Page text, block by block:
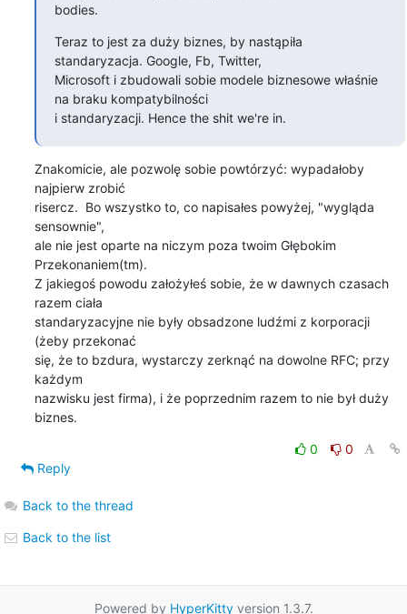
bodies.
Teraz to jest za duży biznes, by nastąpiła
standaryzacja. Google, Fb, Twitter,
Microsoft i zbudowali sobie modele biznesowe właśnie
na braku kompatybilności
i standaryzacji. Hence the shit we're in.
Znakomicie, ale pozwolę sobie powtórzyć: wypadałoby
najpierw zrobić
risercz.  Bo wszystko to, co napisałes powyżej, "wygląda
sensownie",
ale nie jest oparte na niczym poza twoim Głębokim
Przekonaniem(tm).
Z jakiegoś powodu założyłeś sobie, że w dawnych czasach
razem ciała
standaryzacyjne nie były obsadzone ludźmi z korporacji
(żeby przekonać
się, że to bzdura, wystarczy zerknąć na dowolne RFC; przy
każdym
nazwisku jest firma), i że poprzednim razem to nie był duży
biznes.
0
0
Reply
Back to the thread
Back to the list
Powered by HyperKittyversion 1.3.7.